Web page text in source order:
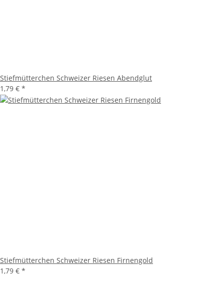
Stiefmütterchen Schweizer Riesen Abendglut
1,79 € *
Stiefmütterchen Schweizer Riesen Firnengold
1,79 € *